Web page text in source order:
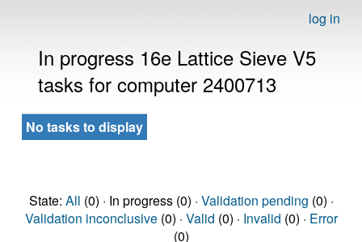
log in
In progress 16e Lattice Sieve V5
tasks for computer 2400713
No tasks to display
State: All (0) · In progress (0) · Validation pending (0) ·
Validation inconclusive(0) · Valid (0) · Invalid (0) · Error
(0)